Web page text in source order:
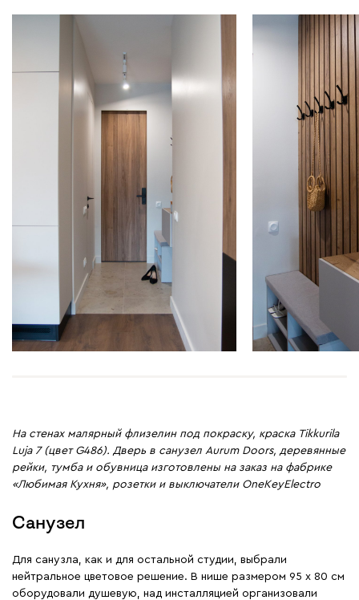
На стенах малярный флизелин под покраску, краска Tikkurila
Luja 7 (цвет G486). Дверь в санузел Aurum Doors, деревянные
рейки, тумба и обувница изготовлены на заказ на фабрике
«Любимая Кухня», розетки и выключатели OneKeyElectro
Санузел
Для санузла, как и для остальной студии, выбрали
нейтральное цветовое решение. В нише размером 95 х 80 см
оборудовали душевую, над инсталляцией организовали